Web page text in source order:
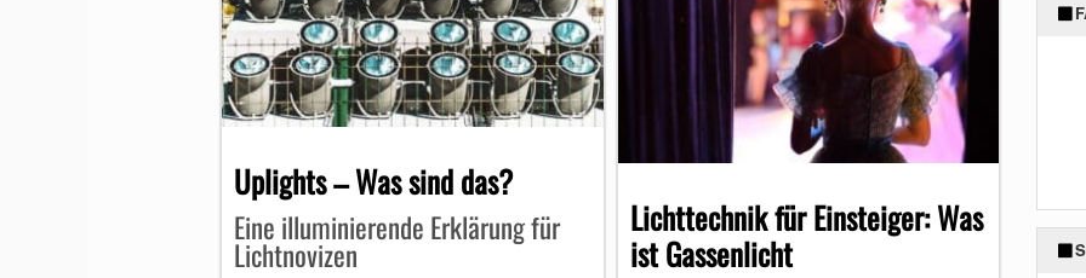
Uplights – Was sind das?
Eine illuminierende Erklärung für
Lichtnovizen
Lichttechnik für Einsteiger: Was
ist Gassenlicht